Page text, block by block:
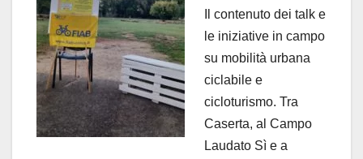
Il contenuto dei talk e
le iniziative in campo
su mobilità urbana
ciclabile e
cicloturismo. Tra
Caserta, al Campo
Laudato Sì e a